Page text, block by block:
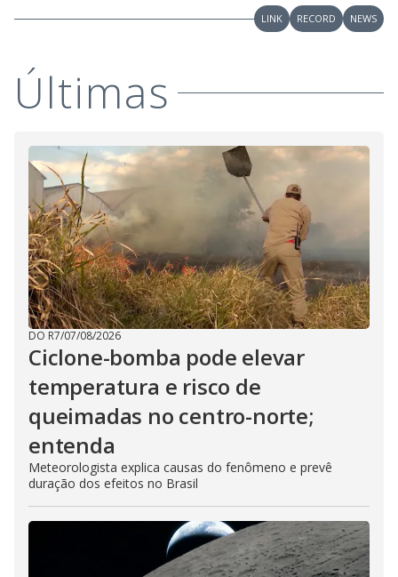
LINK RECORD NEWS
Últimas
DO R7/07/08/2026
Ciclone-bomba pode elevar
temperatura e risco de
queimadas no centro-norte;
entenda
Meteorologista explica causas do fenômeno e prevê
duração dos efeitos no Brasil